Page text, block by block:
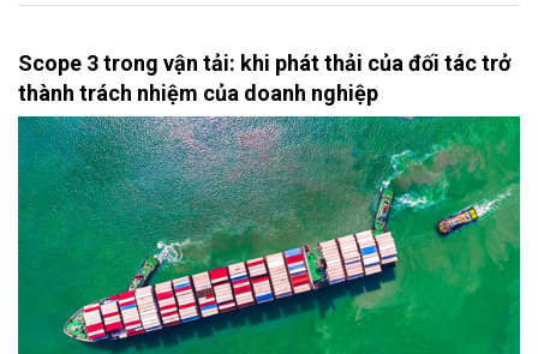
Scope 3 trong vận tải: khi phát thải của đối tác trở
thành trách nhiệm của doanh nghiệp